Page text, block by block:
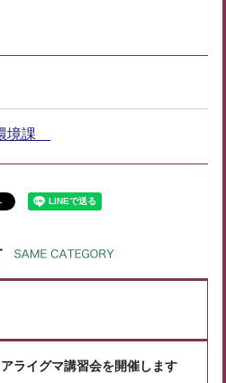
境課
ライグマ講習会を開催します